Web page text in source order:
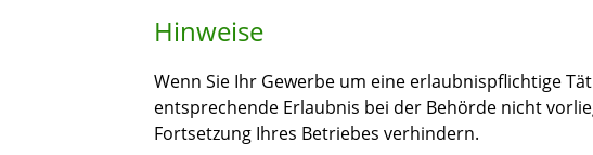
Hinweise
Wenn Sie Ihr Gewerbe um eine erlaubnispflichtige
entsprechende Erlaubnis bei der Behörde nicht
Fortsetzung Ihres Betriebes verhindern.